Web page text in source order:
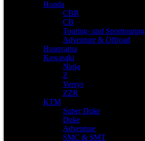
Honda
CBR
CB
Touring- und Sporttouring
Adventure & Offroad
Husqvarna
Kawasaki
Ninja
Z
Versys
ZZR
KTM
Super Duke
Duke
Adventure
SMC & SMT